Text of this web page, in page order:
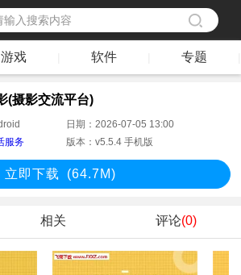
游戏 软件 专题
(摄影交流平台)
日期：2026-07-05 13:00
服务 版本：v5.5.4 手机版
立即下载 (64.7M)
相关 评论(0)